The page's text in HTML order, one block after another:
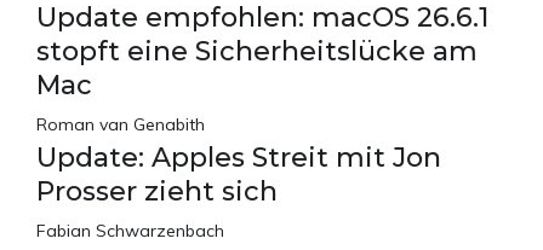
Update empfohlen: macOS 26.6.1
stopft eine Sicherheitslücke am
Mac
Roman van Genabith
Update: Apples Streit mit Jon
Prosser zieht sich
Fabian Schwarzenbach